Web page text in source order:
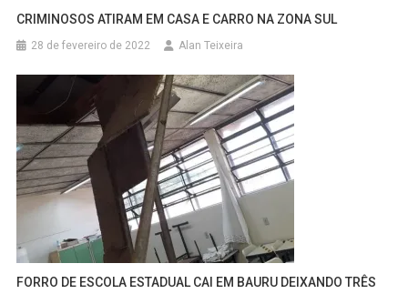
CRIMINOSOS ATIRAM EM CASA E CARRO NA ZONA SUL
28 de fevereiro de 2022 Alan Teixeira
FORRO DE ESCOLA ESTADUAL CAI EM BAURU DEIXANDO TRÊS